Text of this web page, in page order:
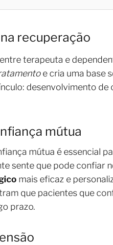
recuperação
terapeuta e
e cria uma base
desenvolvimento
mútua
mútua é essencial
sente que pode confiar
mais eficaz e
que pacientes que
prazo.